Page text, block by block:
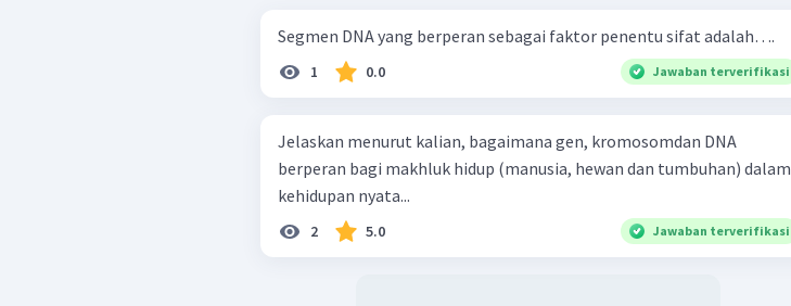
Segmen DNA yang berperan sebagai faktor penentu sifat adalah….
1 0.0 Jawaban terverifikasi
Jelaskan menurut kalian, bagaimana gen, kromosomdan DNA
berperan bagi makhluk hidup (manusia, hewan dan tumbuhan) dalam
kehidupan nyata...
2 5.0 Jawaban terverifikasi